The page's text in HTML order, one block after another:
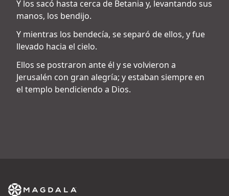
Y los sacó hasta cerca de Betania y, levantando sus
manos, los bendijo.
Y mientras los bendecía, se separó de ellos, y fue
llevado hacia el cielo.
Ellos se postraron ante él y se volvieron a
Jerusalén con gran alegría; y estaban siempre en
el templo bendiciendo a Dios.